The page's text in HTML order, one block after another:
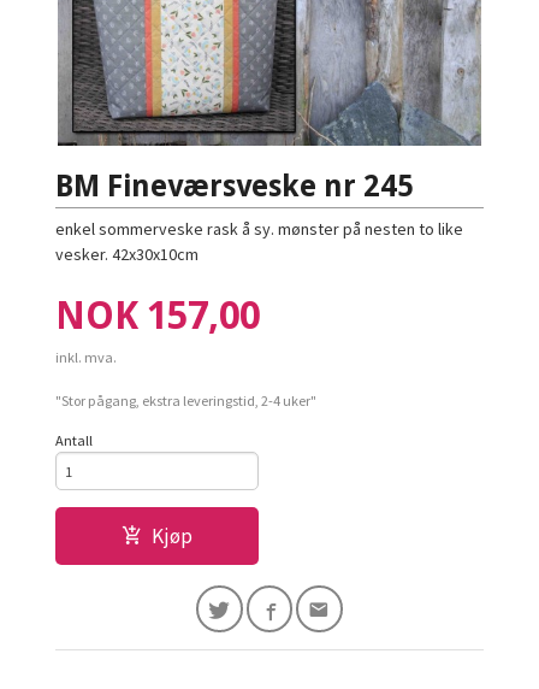
BM Fineværsveske nr 245
enkel sommerveske rask å sy. mønster på nesten to like
vesker. 42x30x10cm
Pris
NOK 157,00
inkl. mva.
"Stor pågang, ekstra leveringstid, 2-4 uker"
Antall
Kjøp